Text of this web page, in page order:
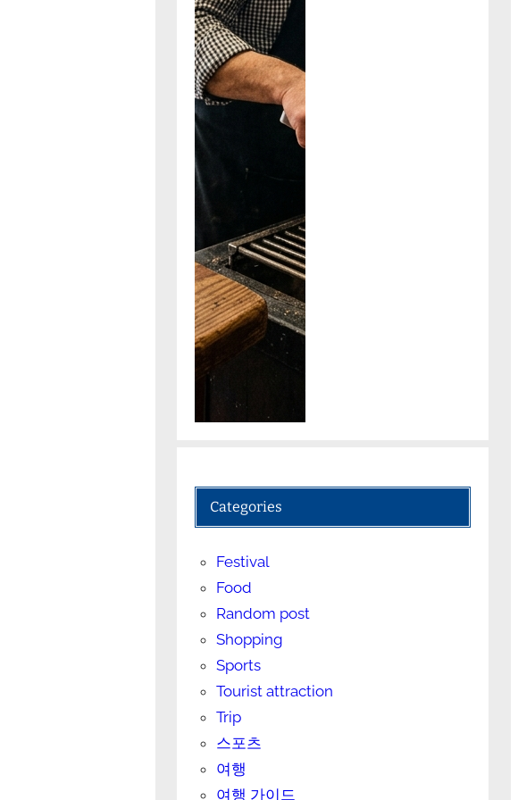
Categories
Festival
Food
Random post
Shopping
Sports
Tourist attraction
Trip
스포츠
여행
여행 가이드